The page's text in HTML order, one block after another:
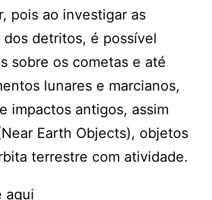
pois ao investigar as
dos detritos, é possível
sobre os cometas e até
lunares e marcianos,
impactos antigos, assim
Earth Objects), objetos
terrestre com atividade.
aqui